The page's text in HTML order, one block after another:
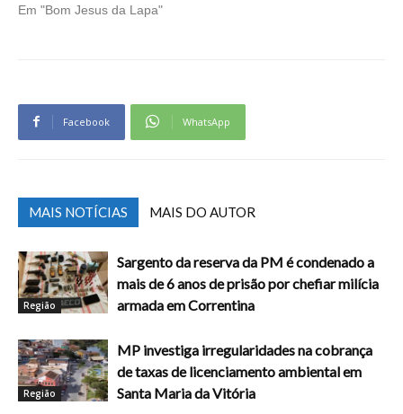
Em "Bom Jesus da Lapa"
Facebook WhatsApp
MAIS NOTÍCIAS MAIS DO AUTOR
Região
Sargento da reserva da PM é condenado a
mais de 6 anos de prisão por chefiar milícia
armada em Correntina
Região
MP investiga irregularidades na cobrança
de taxas de licenciamento ambiental em
Santa Maria da Vitória